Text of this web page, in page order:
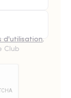
d'utilisation,
Club